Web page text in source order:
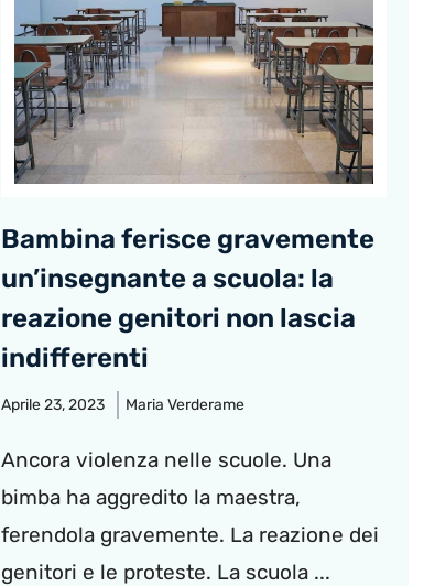
Bambina ferisce gravemente
un’insegnante a scuola: la
reazione genitori non lascia
indifferenti
Aprile 23, 2023 Maria Verderame
Ancora violenza nelle scuole. Una
bimba ha aggredito la maestra,
ferendola gravemente. La reazione dei
genitori e le proteste. La scuola ...